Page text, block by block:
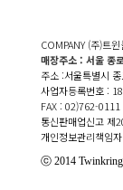
COMPANY (주)트
매장주소 : 서울 종
주소 :서울특별시
사업자등록번호 :
FAX : 02)762-0111
통신판매업신고 제
개인정보관리책임
ⓒ 2014